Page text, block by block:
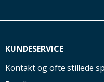
KUNDESERVICE
Kontakt og ofte stillede